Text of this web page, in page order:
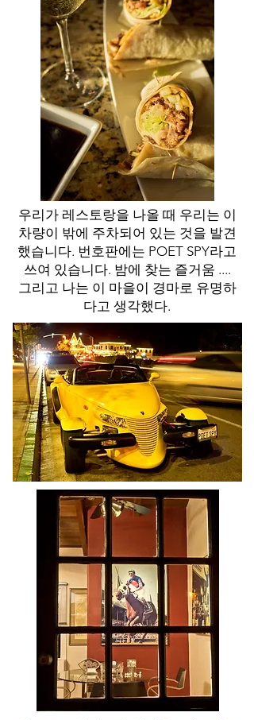
우리가 레스토랑을 나올 때 우리는 이
차량이 밖에 주차되어 있는 것을 발견
했습니다. 번호판에는 POET SPY라고
쓰여 있습니다. 밤에 찾는 즐거움 ....
그리고 나는 이 마을이 경마로 유명하
다고 생각했다.